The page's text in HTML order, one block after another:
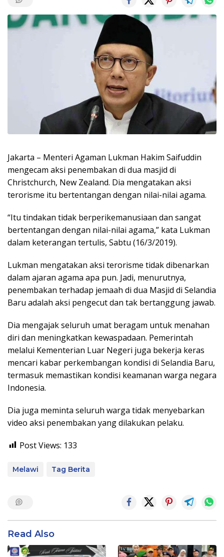
Jakarta – Menteri Agaman Lukman Hakim Saifuddin
mengecam aksi penembakan di dua masjid di
Christchurch, New Zealand. Dia mengatakan aksi
terorisme itu bertentangan dengan nilai-nilai agama.
“Itu tindakan tidak berperikemanusiaan dan sangat
bertentangan dengan nilai-nilai agama,” kata Lukman
dalam keterangan tertulis, Sabtu (16/3/2019).
Lukman mengatakan aksi terorisme tidak dibenarkan
dalam ajaran agama apa pun. Jadi, menurutnya,
penembakan terhadap jemaah di dua Masjid di Selandia
Baru adalah aksi pengecut dan tak bertanggung jawab.
Dia mengajak seluruh umat beragam untuk menahan
diri dan meningkatkan kewaspadaan. Pemerintah
melalui Kementerian Luar Negeri juga bekerja keras
mencari kabar perkembangan kondisi di Selandia Baru,
termasuk memastikan kondisi keamanan warga negara
Indonesia.
Dia juga meminta seluruh warga tidak menyebarkan
video aksi penembakan yang dilakukan pelaku.
Post Views: 133
Melawi Tag Berita
Read Also